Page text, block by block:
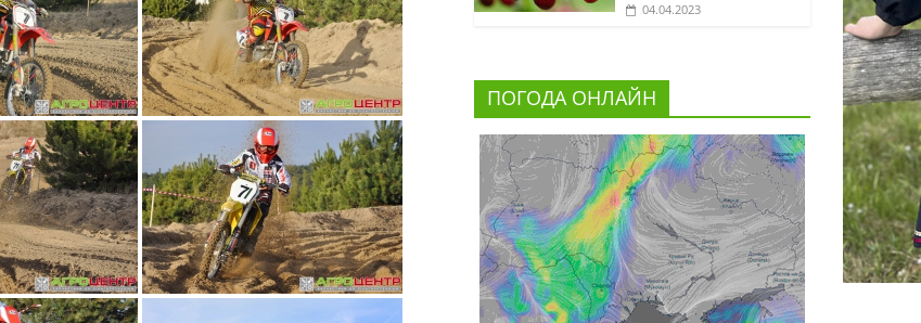
04.04.2023
ПОГОДА ОНЛАЙН